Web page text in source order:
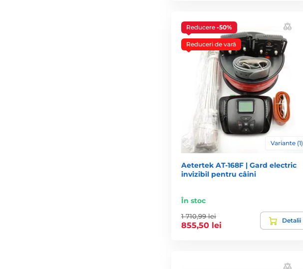
Reducere -50%
Reduceri de vară
Variante (1)
Aetertek AT-168F | Gard electric
invizibil pentru câini
În stoc
1 710,99 lei
855,50 lei
Detalii